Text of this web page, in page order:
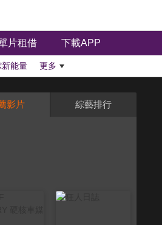
片租借 下載APP
新能量 更多
影片 綜藝排行